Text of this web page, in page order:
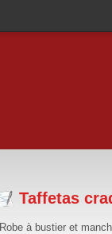
Taffetas
Robe à bustier et